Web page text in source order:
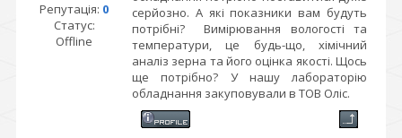
Репутація: 0
Статус:
Offline
серйозно. А які показники вам будуть
потрібні? Вимірювання вологості та
температури, це будь-що, хімічний
аналіз зерна та його оцінка якості. Щось
ще потрібно? У нашу лабораторію
обладнання закуповували в ТОВ Оліс.